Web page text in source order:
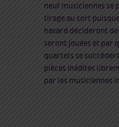
neuf musiciennes se
tirage au sort
hasard décideront
seront jouées et par
quartets se
pièces inédites
par les musiciennes